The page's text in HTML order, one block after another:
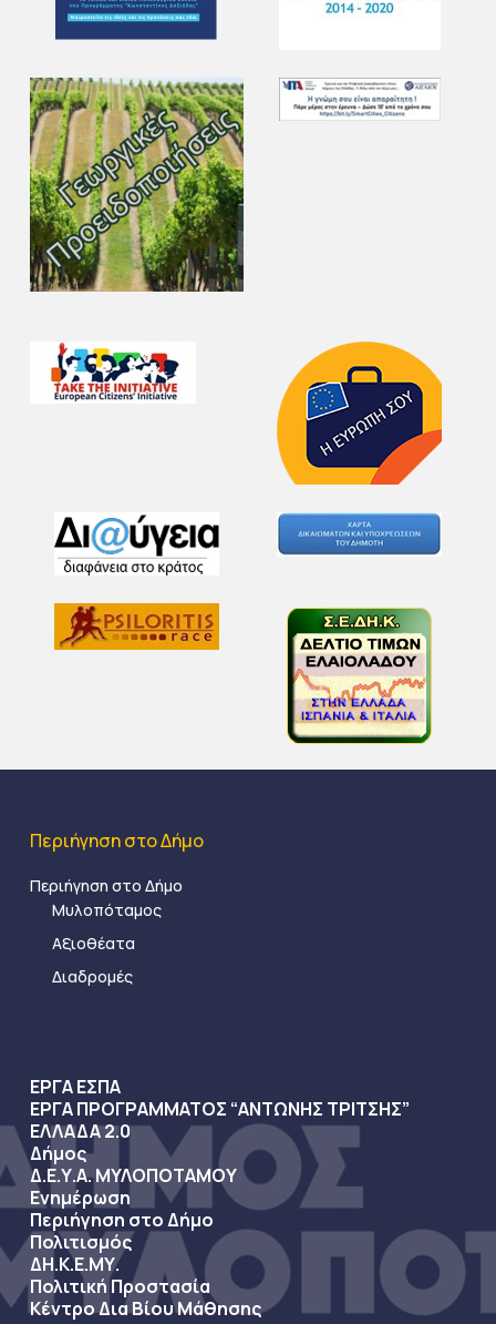
Περιήγηση στο Δήμο
Περιήγηση στο Δήμο
Μυλοπόταμος
Αξιοθέατα
Διαδρομές
ΕΡΓΑ ΕΣΠΑ
ΕΡΓΑ ΠΡΟΓΡΑΜΜΑΤΟΣ “ΑΝΤΩΝΗΣ ΤΡΙΤΣΗΣ”
ΕΛΛΑΔΑ 2.0
Δήμος
Δ.Ε.Υ.Α. ΜΥΛΟΠΟΤΑΜΟΥ
Ενημέρωση
Περιήγηση στο Δήμο
Πολιτισμός
ΔΗ.Κ.Ε.ΜΥ.
Πολιτική Προστασία
Κέντρο Δια Βίου Μάθησης